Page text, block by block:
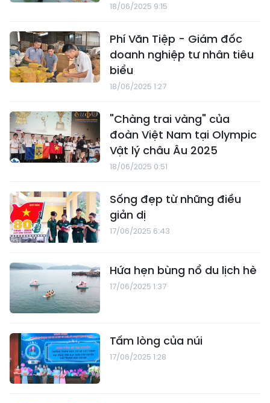
18/06/2025 9:15
Phí Văn Tiệp - Giám đốc
doanh nghiệp tư nhân tiêu
biểu
18/06/2025 1:27
"Chàng trai vàng" của
đoàn Việt Nam tại Olympic
Vật lý châu Âu 2025
18/06/2025 0:51
Sống đẹp từ những điều
giản dị
17/06/2025 6:43
Hứa hẹn bùng nổ du lịch hè
17/06/2025 1:37
Tấm lòng của núi
17/06/2025 1:28